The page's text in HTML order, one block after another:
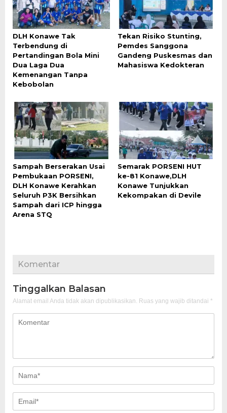
DLH Konawe Tak
Terbendung di
Pertandingan Bola Mini
Dua Laga Dua
Kemenangan Tanpa
Kebobolan
Tekan Risiko Stunting,
Pemdes Sanggona
Gandeng Puskesmas dan
Mahasiswa Kedokteran
Sampah Berserakan Usai
Pembukaan PORSENI,
DLH Konawe Kerahkan
Seluruh P3K Bersihkan
Sampah dari ICP hingga
Arena STQ
Semarak PORSENI HUT
ke-81 Konawe,DLH
Konawe Tunjukkan
Kekompakan di Devile
Komentar
Tinggalkan Balasan
Alamat email Anda tidak akan dipublikasikan. Ruas yang wajib ditandai *